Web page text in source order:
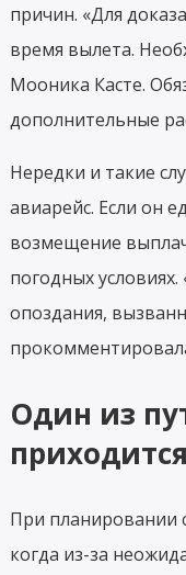
причин. «Для
время вылета.
Мооника Касте.
дополнительные
Нередки и такие
авиарейс. Если он
возмещение
погодных
опоздания,
Один из
При планировании
когда из-за